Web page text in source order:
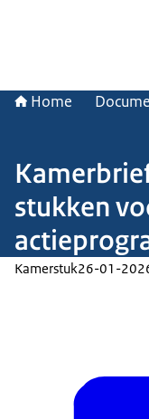
Home
stukken
Kamerstuk26-01-